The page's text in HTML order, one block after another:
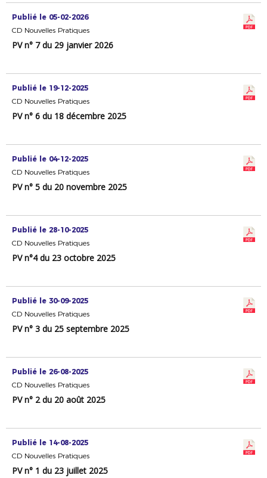
Publié le 05-02-2026
CD Nouvelles Pratiques
PV n° 7 du 29 janvier 2026
Publié le 19-12-2025
CD Nouvelles Pratiques
PV n° 6 du 18 décembre 2025
Publié le 04-12-2025
CD Nouvelles Pratiques
PV n° 5 du 20 novembre 2025
Publié le 28-10-2025
CD Nouvelles Pratiques
PV n°4 du 23 octobre 2025
Publié le 30-09-2025
CD Nouvelles Pratiques
PV n° 3 du 25 septembre 2025
Publié le 26-08-2025
CD Nouvelles Pratiques
PV n° 2 du 20 août 2025
Publié le 14-08-2025
CD Nouvelles Pratiques
PV n° 1 du 23 juillet 2025